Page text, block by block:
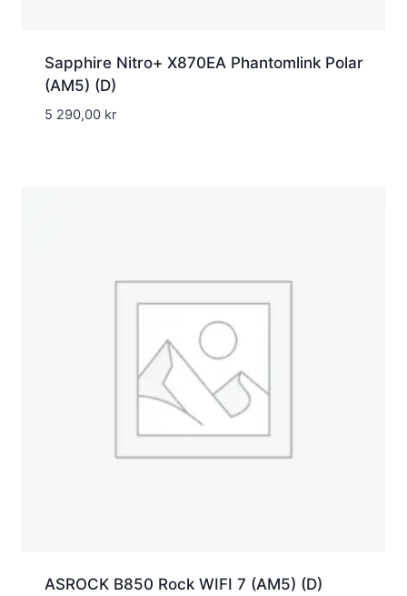
Sapphire Nitro+ X870EA Phantomlink Polar
(AM5) (D)
5 290,00 kr
ASROCK B850 Rock WIFI 7 (AM5) (D)